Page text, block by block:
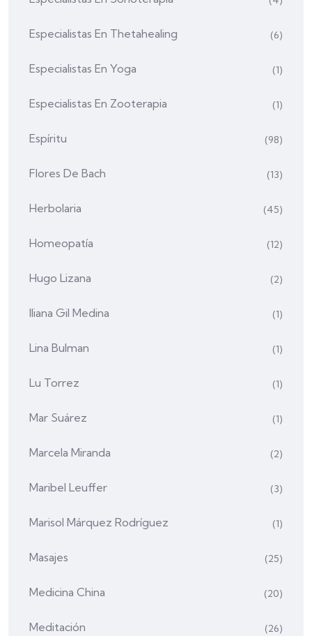
Especialistas En Thetahealing (6)
Especialistas En Yoga (1)
Especialistas En Zooterapia (1)
Espíritu (98)
Flores De Bach (13)
Herbolaria (45)
Homeopatía (12)
Hugo Lizana (2)
Iliana Gil Medina (1)
Lina Bulman (1)
Lu Torrez (1)
Mar Suárez (1)
Marcela Miranda (2)
Maribel Leuffer (3)
Marisol Márquez Rodríguez (1)
Masajes (25)
Medicina China (20)
Meditación (26)